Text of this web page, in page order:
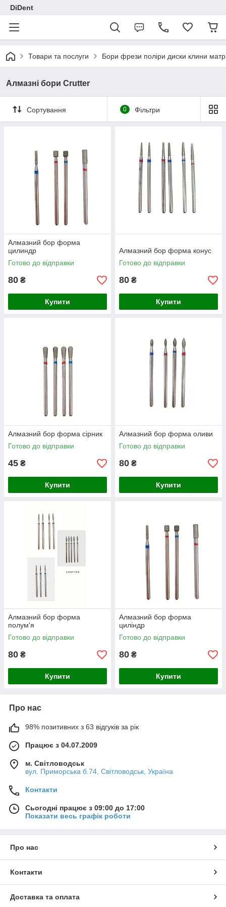
DiDent
Товари та послуги Бори фрези поліри диски клини
Алмазні бори Crutter
Сортування 0 Фільтри
Алмазний бор форма
цилиндр
Готово до відправки
80 ₴
Купити
Алмазний бор форма конус
Готово до відправки
80 ₴
Купити
Алмазний бор форма сірник
Готово до відправки
45 ₴
Купити
Алмазний бор форма оливи
Готово до відправки
80 ₴
Купити
Алмазний бор форма
полум'я
Готово до відправки
80 ₴
Купити
Алмазний бор форма
циліндр
Готово до відправки
80 ₴
Купити
Про нас
98% позитивних з 63 відгуків за рік
Працює з 04.07.2009
м. Світловодськ
вул. Приморська б.74, Світловодськ, Україна
Контакти
Сьогодні працює з 09:00 до 17:00
Показати весь графік роботи
Про нас
Контакти
Доставка та оплата